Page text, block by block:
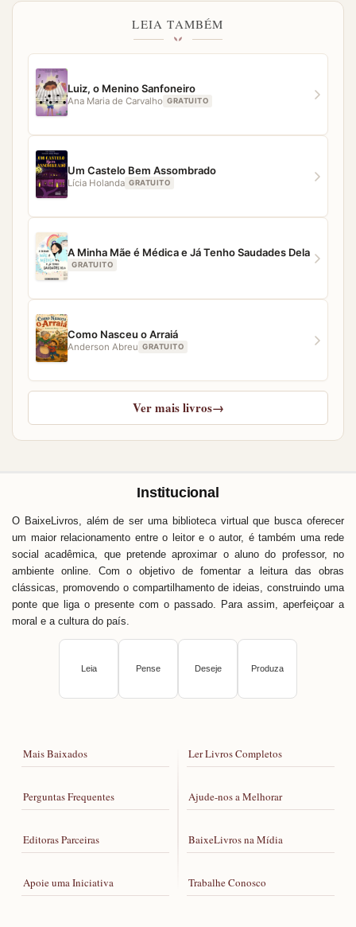
topo da página. O acesso aos livros no Baixe Livros é
simples, fácil e direto. Porém, caso você tenha
qualquer dificuldade para acessar algum material,
nossa equipe estará pronta para ajudar.
LEIA TAMBÉM
Luiz, o Menino Sanfoneiro
Ana Maria de Carvalho GRATUITO
Um Castelo Bem Assombrado
Lícia Holanda GRATUITO
A Minha Mãe é Médica e Já Tenho Saudades Dela
GRATUITO
Como Nasceu o Arraiá
Anderson Abreu GRATUITO
Ver mais livros→
Institucional
O BaixeLivros, além de ser uma biblioteca virtual que busca oferecer
um maior relacionamento entre o leitor e o autor, é também uma rede
social acadêmica, que pretende aproximar o aluno do professor, no
ambiente online. Com o objetivo de fomentar a leitura das obras
clássicas, promovendo o compartilhamento de ideias, construindo uma
ponte que liga o presente com o passado. Para assim, aperfeiçoar a
moral e a cultura do país.
Leia Pense Deseje Produza
Mais Baixados
Perguntas Frequentes
Editoras Parceiras
Apoie uma Iniciativa
Ler Livros Completos
Ajude-nos a Melhorar
BaixeLivros na Mídia
Trabalhe Conosco